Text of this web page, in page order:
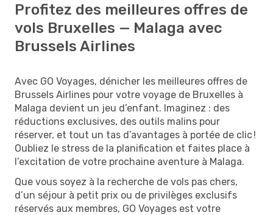
Profitez des meilleures offres de
vols Bruxelles — Malaga avec
Brussels Airlines
Avec GO Voyages, dénicher les meilleures offres de
Brussels Airlines pour votre voyage de Bruxelles à
Malaga devient un jeu d’enfant. Imaginez : des
réductions exclusives, des outils malins pour
réserver, et tout un tas d’avantages à portée de clic !
Oubliez le stress de la planification et faites place à
l’excitation de votre prochaine aventure à Malaga.
Que vous soyez à la recherche de vols pas chers,
d’un séjour à petit prix ou de privilèges exclusifs
réservés aux membres, GO Voyages est votre